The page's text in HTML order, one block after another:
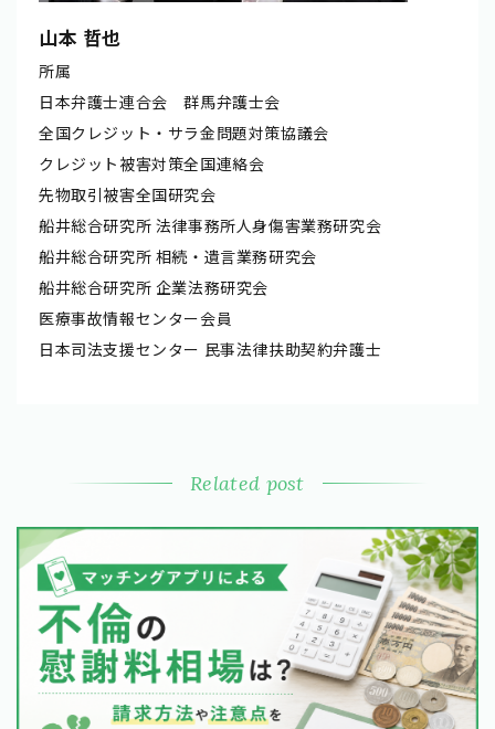
山本 哲也
所属
日本弁護士連合会 群馬弁護士会
全国クレジット・サラ金問題対策協議会
クレジット被害対策全国連絡会
先物取引被害全国研究会
船井総合研究所 法律事務所人身傷害業務研究会
船井総合研究所 相続・遺言業務研究会
船井総合研究所 企業法務研究会
医療事故情報センター会員
日本司法支援センター 民事法律扶助契約弁護士
Related post